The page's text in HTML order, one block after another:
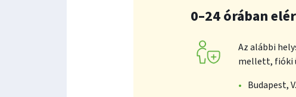
0–24 órában
Az alábbi
mellett, fióki
Budapest,